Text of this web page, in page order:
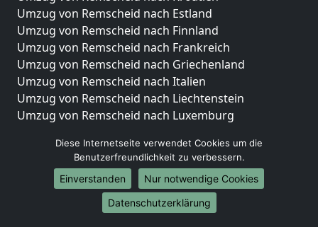
Umzug von Remscheid nach Estland
Umzug von Remscheid nach Finnland
Umzug von Remscheid nach Frankreich
Umzug von Remscheid nach Griechenland
Umzug von Remscheid nach Italien
Umzug von Remscheid nach Liechtenstein
Umzug von Remscheid nach Luxemburg
Umzug von Remscheid nach Norwegen
Umzüge-Deutschlandweit
Umzug von Remscheid nach Berlin
Umzug von Remscheid nach Hamburg
Diese Internetseite verwendet Cookies um die
Benutzerfreundlichkeit zu verbessern.
Einverstanden
Nur notwendige Cookies
Datenschutzerklärung